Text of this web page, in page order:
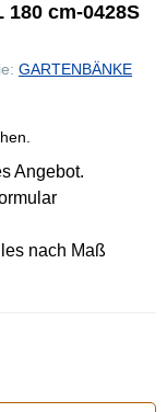
180 cm-0428S
GARTENBÄNKE
Angebot.
nach Maß